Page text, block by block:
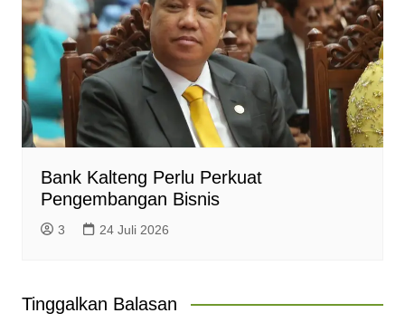
Bank Kalteng Perlu Perkuat
Pengembangan Bisnis
3 24 Juli 2026
Tinggalkan Balasan